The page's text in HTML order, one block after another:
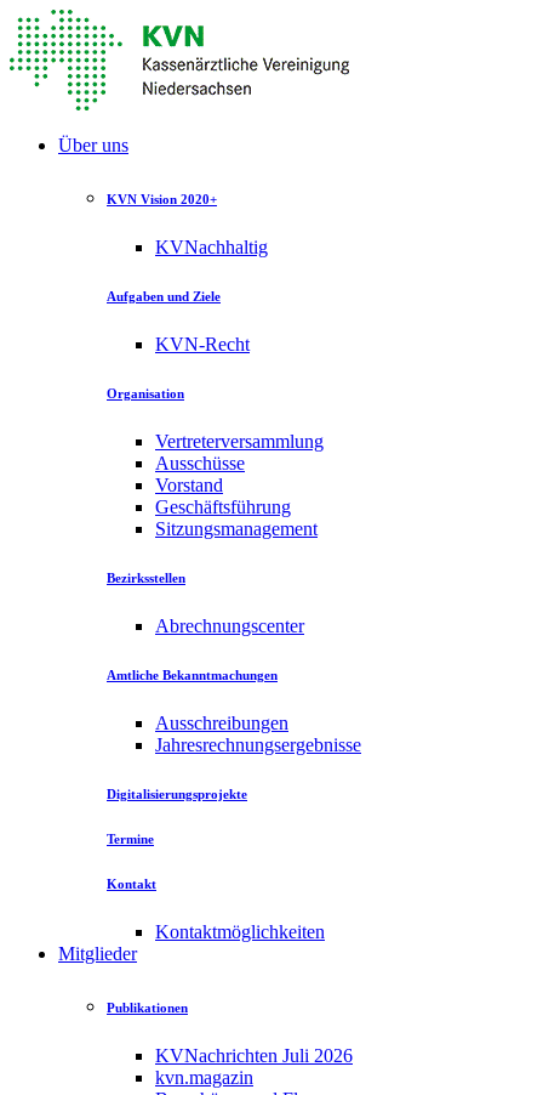
Über uns
KVN Vision 2020+
KVNachhaltig
Aufgaben und Ziele
KVN-Recht
Organisation
Vertreterversammlung
Ausschüsse
Vorstand
Geschäftsführung
Sitzungsmanagement
Bezirksstellen
Abrechnungscenter
Amtliche Bekanntmachungen
Ausschreibungen
Jahresrechnungsergebnisse
Digitalisierungsprojekte
Termine
Kontakt
Kontaktmöglichkeiten
Mitglieder
Publikationen
KVNachrichten Juli 2026
kvn.magazin